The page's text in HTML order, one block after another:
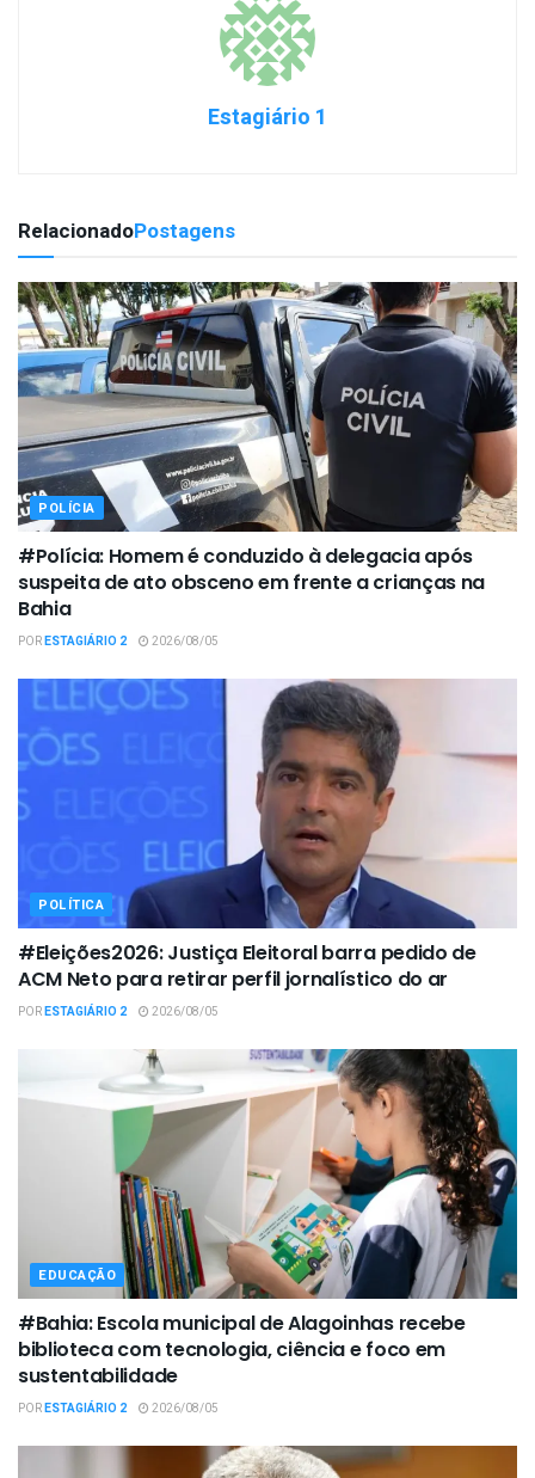
Estagiário 1
RelacionadoPostagens
POLÍCIA
#Polícia: Homem é conduzido à delegacia após
suspeita de ato obsceno em frente a crianças na
Bahia
PORESTAGIÁRIO 2 2026/08/05
POLÍTICA
#Eleições2026: Justiça Eleitoral barra pedido de
ACM Neto para retirar perfil jornalístico do ar
PORESTAGIÁRIO 2 2026/08/05
EDUCAÇÃO
#Bahia: Escola municipal de Alagoinhas recebe
biblioteca com tecnologia, ciência e foco em
sustentabilidade
PORESTAGIÁRIO 2 2026/08/05